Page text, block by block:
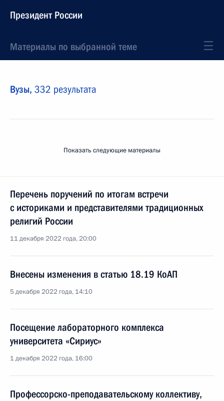
Президент России
Материалы по выбранной теме
Вузы, 332 результата
Показать следующие материалы
Перечень поручений по итогам встречи
с историками и представителями традиционных
религий России
11 декабря 2022 года, 20:00
Внесены изменения в статью 18.19 КоАП
5 декабря 2022 года, 14:10
Посещение лабораторного комплекса
университета «Сириус»
1 декабря 2022 года, 16:00
Профессорско-преподавательскому коллективу,